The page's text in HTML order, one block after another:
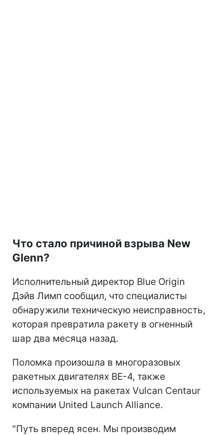
Что стало причиной взрыва New
Glenn?
Исполнительный директор Blue Origin
Дэйв Лимп сообщил, что специалисты
обнаружили техническую неисправность,
которая превратила ракету в огненный
шар два месяца назад.
Поломка произошла в многоразовых
ракетных двигателях BE-4, также
используемых на ракетах Vulcan Centaur
компании United Launch Alliance.
"Путь вперед ясен. Мы производим